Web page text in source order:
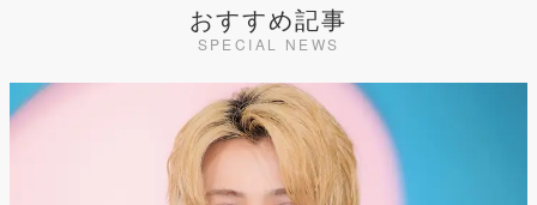
おすすめ記事
SPECIAL NEWS